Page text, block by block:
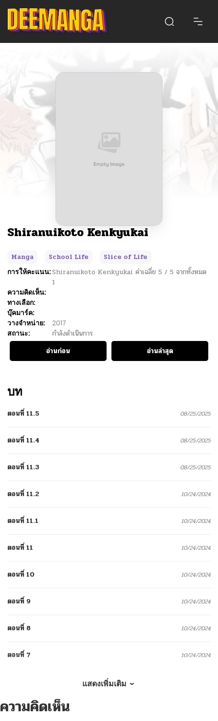
Shiranuikoto Kenkyukai
Manga School Life
Slice of Life
การให้คะแนน:Shiranuikoto Kenkyukai ค่าเฉลี่ย 5 / 5 จากทั้งหมด
1
ความคิดเห็น:
ทางเลือก:
บุ๊คมาร์ค:
วางจำหน่าย:
2017
สถานะ:
กำลังดำเนินการ
อ่านก่อน
อ่านล่าสุด
บท
ตอนที่ 11.5 08/25/2025
ตอนที่ 11.4 08/25/2025
ตอนที่ 11.3 08/25/2025
ตอนที่ 11.2 10/24/2024
ตอนที่ 11.1 10/24/2024
ตอนที่ 11 10/24/2024
ตอนที่ 10 10/24/2024
ตอนที่ 9 10/24/2024
ตอนที่ 8 10/24/2024
ตอนที่ 7 10/24/2024
ตอนที่ 5
แสดงเพิ่มเติม
ความคิดเห็น